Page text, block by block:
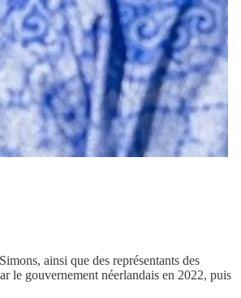
ainsi que des représentants des
le gouvernement néerlandais en 2022, puis